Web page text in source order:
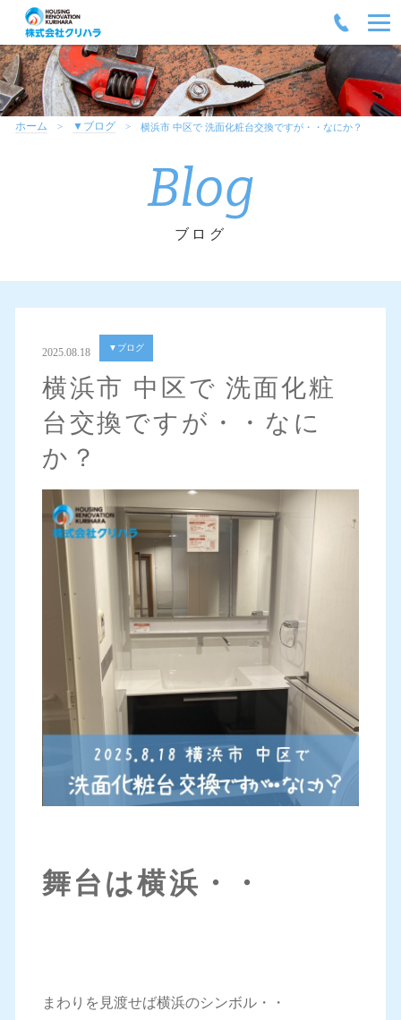
ホーム ▼ブログ 横浜市 中区で 洗面化粧台交換ですが・・なにか？
Blog
ブログ
2025.08.18 ▼ブログ
横浜市 中区で 洗面化粧
台交換ですが・・なに
か？
舞台は横浜・・
まわりを見渡せば横浜のシンボル・・